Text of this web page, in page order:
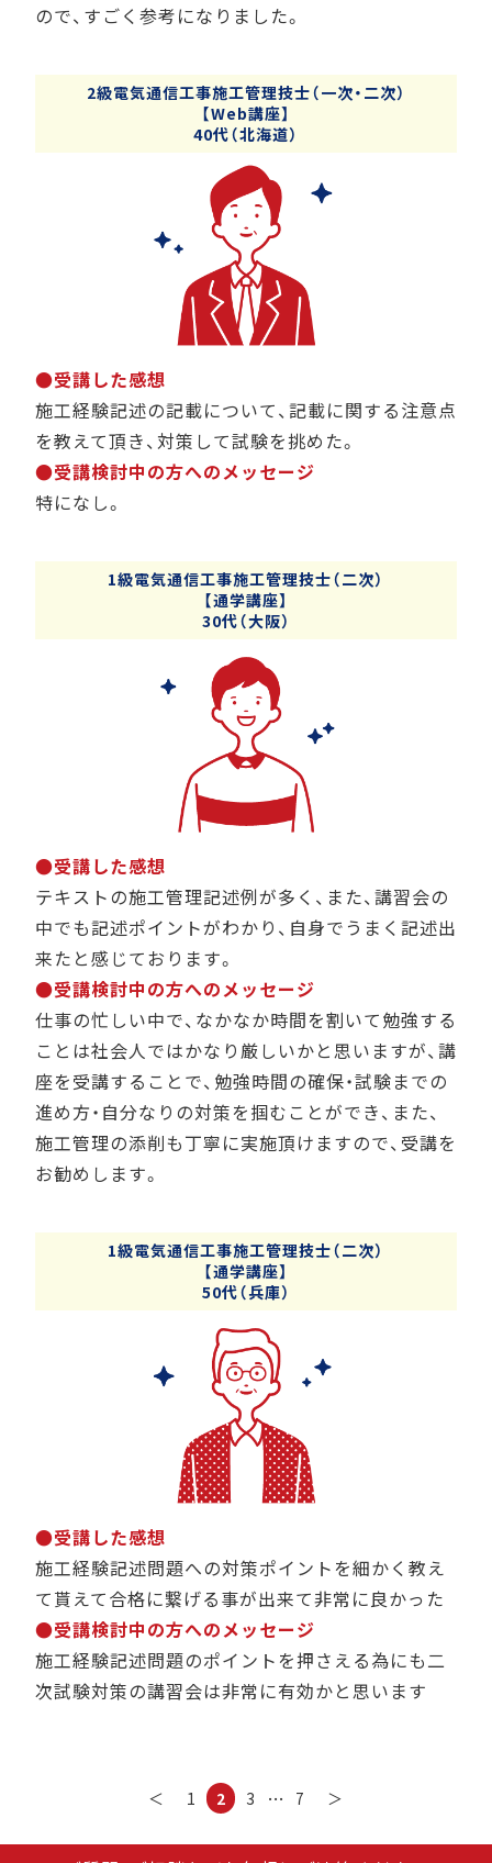
ので、すごく参考になりました。
2級電気通信工事施工管理技士（一次・二次）
【Web講座】
40代（北海道）
●受講した感想
施工経験記述の記載について、記載に関する注意点
を教えて頂き、対策して試験を挑めた。
●受講検討中の方へのメッセージ
特になし。
1級電気通信工事施工管理技士（二次）
【通学講座】
30代（大阪）
●受講した感想
テキストの施工管理記述例が多く、また、講習会の
中でも記述ポイントがわかり、自身でうまく記述出
来たと感じております。
●受講検討中の方へのメッセージ
仕事の忙しい中で、なかなか時間を割いて勉強する
ことは社会人ではかなり厳しいかと思いますが、講
座を受講することで、勉強時間の確保・試験までの
進め方・自分なりの対策を掴むことができ、また、
施工管理の添削も丁寧に実施頂けますので、受講を
お勧めします。
1級電気通信工事施工管理技士（二次）
【通学講座】
50代（兵庫）
●受講した感想
施工経験記述問題への対策ポイントを細かく教え
て貰えて合格に繋げる事が出来て非常に良かった
●受講検討中の方へのメッセージ
施工経験記述問題のポイントを押さえる為にも二
次試験対策の講習会は非常に有効かと思います
＜ 1 2 3 … 7 ＞